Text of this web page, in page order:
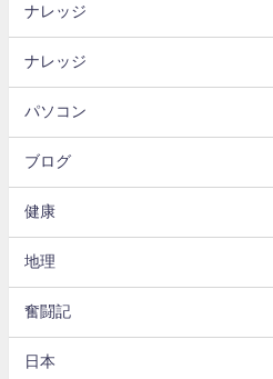
ナレッジ
ナレッジ
パソコン
ブログ
健康
地理
奮闘記
日本